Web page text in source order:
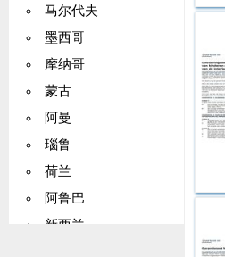
马尔代夫
墨西哥
摩纳哥
蒙古
阿曼
瑙鲁
荷兰
阿鲁巴
新西兰